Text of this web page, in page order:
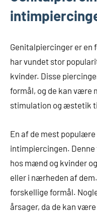
Genitalpiercinger er en
har vundet stor
kvinder. Disse
formål, og de kan være
stimulation og æstetik
En af de mest
intimpiercingen.
hos mænd og kvinder
eller i nærheden af
forskellige formål.
årsager, da de kan